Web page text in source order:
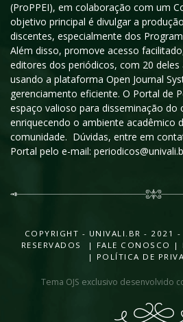
(ProPPEI), em colaboração com um
objetivo principal é divulgar a
discentes, especialmente dos
Além disso, promove acesso
editores dos periódicos, com 20
usando a plataforma Open Journal
gerenciamento eficiente. O Portal de
espaço valioso para disseminação do
enriquecendo o ambiente acadêmico
comunidade. Dúvidas, entre em
Portal pelo e-mail:
COPYRIGHT - UNIVALI.BR - 2021
RESERVADOS |
FALE CONOSCO |
| POLÍTICA DE
Tema OJS exclusivo desenvolvido